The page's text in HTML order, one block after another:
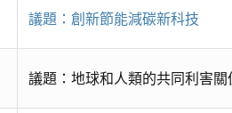
議題：創新節能減碳新科技
議題：地球和人類的共同利害關